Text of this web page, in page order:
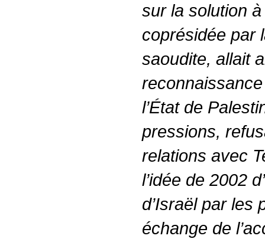
sur la solution
coprésidée par
saoudite, allait
l’État de
pressions,
relations avec
l’idée de 2002
d’Israël par les
échange de